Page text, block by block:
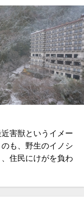
害獣というイメー
も、野生のイノシ
住民にけがを負わ